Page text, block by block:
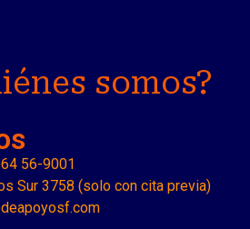
somos?
56-9001
Sur 3758 (solo con cita previa)